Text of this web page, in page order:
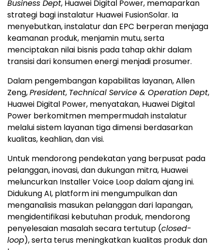
Business Dept, Huawei Digital Power, memaparkan
strategi bagi instalatur Huawei FusionSolar. Ia
menyebutkan, instalatur dan EPC berperan menjaga
keamanan produk, menjamin mutu, serta
menciptakan nilai bisnis pada tahap akhir dalam
transisi dari konsumen energi menjadi prosumer.
Dalam pengembangan kapabilitas layanan, Allen
Zeng,President, Technical Service & Operation Dept,
Huawei Digital Power, menyatakan, Huawei Digital
Power berkomitmen mempermudah instalatur
melalui sistem layanan tiga dimensi berdasarkan
kualitas, keahlian, dan visi.
Untuk mendorong pendekatan yang berpusat pada
pelanggan, inovasi, dan dukungan mitra, Huawei
meluncurkan Installer Voice Loop dalam ajang ini.
Didukung AI, platform ini mengumpulkan dan
menganalisis masukan pelanggan dari lapangan,
mengidentifikasi kebutuhan produk, mendorong
penyelesaian masalah secara tertutup (closed-
loop), serta terus meningkatkan kualitas produk dan